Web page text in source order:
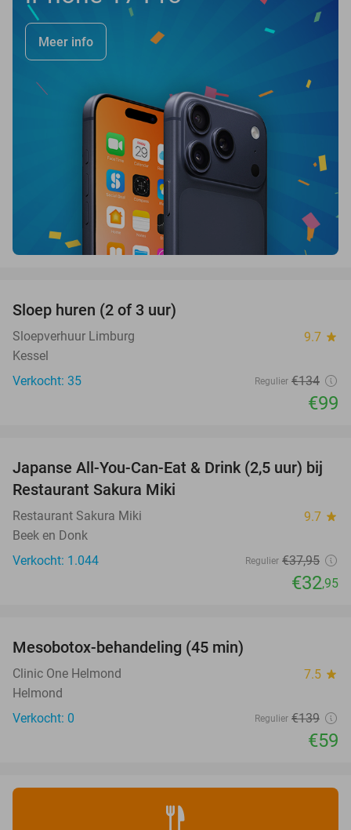
Meer info
Sloep huren (2 of 3 uur)
Sloepverhuur Limburg 9.7 star
Kessel
Verkocht: 35
Regulier €134
€99
13%
Japanse All-You-Can-Eat & Drink (2,5 uur) bij
Restaurant Sakura Miki
Restaurant Sakura Miki 9.7 star
Beek en Donk
Verkocht: 1.044
Regulier €37,95
€32,95
TODAY
Mesobotox-behandeling (45 min)
Clinic One Helmond 7.5 star
Helmond
Verkocht: 0
Regulier €139
€59